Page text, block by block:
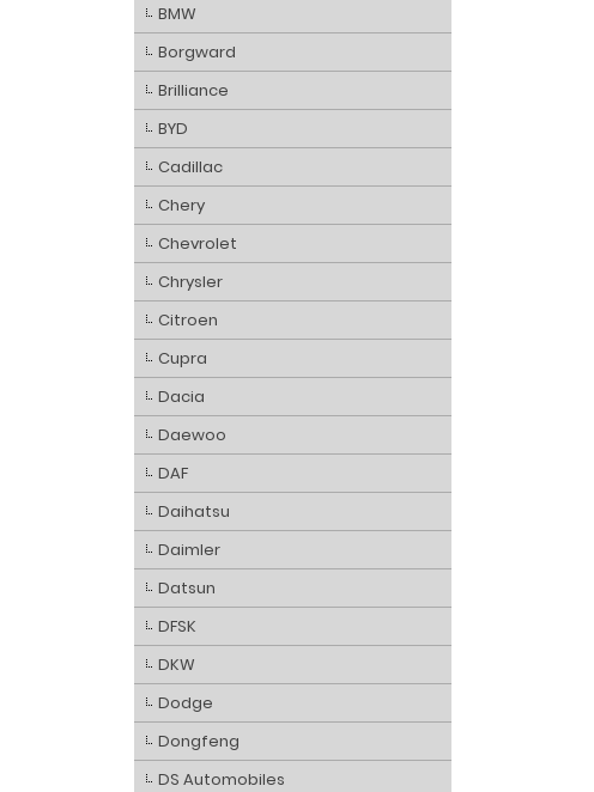
BMW
Borgward
Brilliance
BYD
Cadillac
Chery
Chevrolet
Chrysler
Citroen
Cupra
Dacia
Daewoo
DAF
Daihatsu
Daimler
Datsun
DFSK
DKW
Dodge
Dongfeng
DS Automobiles